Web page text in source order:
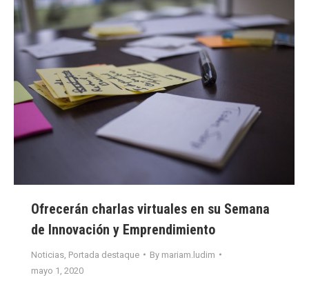
Ofrecerán charlas virtuales en su Semana
de Innovación y Emprendimiento
Noticias Portada destaque By mariam.ludim
mayo 1, 2020